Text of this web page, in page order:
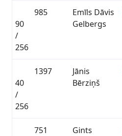
90
/
256
985
Emīls Dāvis
Gelbergs
40
/
256
1397
Jānis
Bērziņš
751
Gints